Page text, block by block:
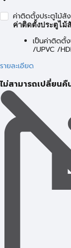
ค่าติดตั้งประตูไม้สั
ค่าติดตั้งประตูไม้สั
เป็นค่าติดตั้
/UPVC /
รายละเอียด
ไม่สามารถเปลี่ยนคื